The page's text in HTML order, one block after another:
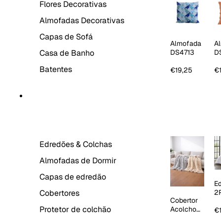
Flores Decorativas
Almofadas Decorativas
Capas de Sofá
Casa de Banho
Batentes
Almofada
DS4713
€19,25
Edredões & Colchas
Almofadas de Dormir
Capas de edredão
Cobertores
Protetor de colchão
Cobertor
Acolchoa
R